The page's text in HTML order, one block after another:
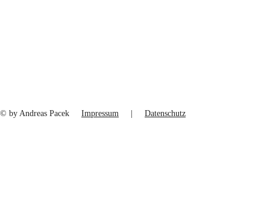
© by Andreas Pacek Impressum | Datenschutz